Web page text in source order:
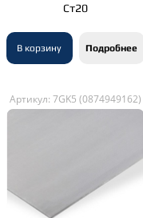
Ст20
В корзину Подробнее
Артикул: 7GK5 (0874949162)